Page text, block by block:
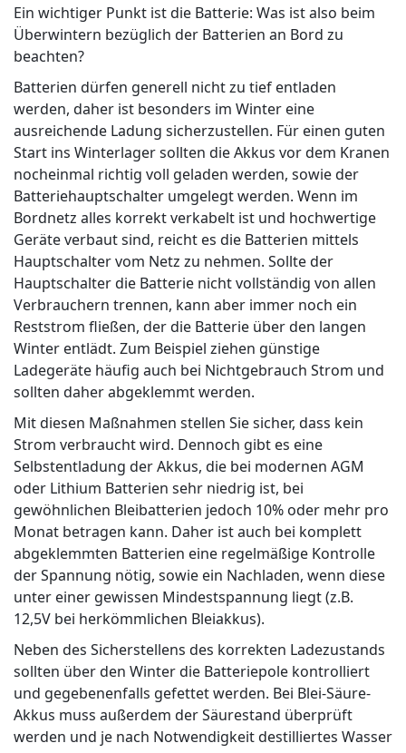
Ein wichtiger Punkt ist die Batterie: Was ist also beim
Überwintern bezüglich der Batterien an Bord zu
beachten?
Batterien dürfen generell nicht zu tief entladen
werden, daher ist besonders im Winter eine
ausreichende Ladung sicherzustellen. Für einen guten
Start ins Winterlager sollten die Akkus vor dem Kranen
nocheinmal richtig voll geladen werden, sowie der
Batteriehauptschalter umgelegt werden. Wenn im
Bordnetz alles korrekt verkabelt ist und hochwertige
Geräte verbaut sind, reicht es die Batterien mittels
Hauptschalter vom Netz zu nehmen. Sollte der
Hauptschalter die Batterie nicht vollständig von allen
Verbrauchern trennen, kann aber immer noch ein
Reststrom fließen, der die Batterie über den langen
Winter entlädt. Zum Beispiel ziehen günstige
Ladegeräte häufig auch bei Nichtgebrauch Strom und
sollten daher abgeklemmt werden.
Mit diesen Maßnahmen stellen Sie sicher, dass kein
Strom verbraucht wird. Dennoch gibt es eine
Selbstentladung der Akkus, die bei modernen AGM
oder Lithium Batterien sehr niedrig ist, bei
gewöhnlichen Bleibatterien jedoch 10% oder mehr pro
Monat betragen kann. Daher ist auch bei komplett
abgeklemmten Batterien eine regelmäßige Kontrolle
der Spannung nötig, sowie ein Nachladen, wenn diese
unter einer gewissen Mindestspannung liegt (z.B.
12,5V bei herkömmlichen Bleiakkus).
Neben des Sicherstellens des korrekten Ladezustands
sollten über den Winter die Batteriepole kontrolliert
und gegebenenfalls gefettet werden. Bei Blei-Säure-
Akkus muss außerdem der Säurestand überprüft
werden und je nach Notwendigkeit destilliertes Wasser